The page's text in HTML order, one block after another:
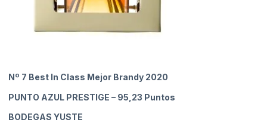
Nº 7 Best In Class Mejor Brandy 2020
PUNTO AZUL PRESTIGE – 95,23 Puntos
BODEGAS YUSTE